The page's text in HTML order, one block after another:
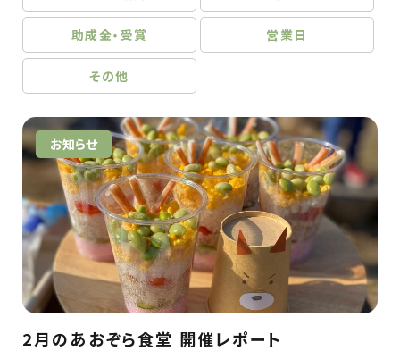
助成金・受賞 営業日
その他
お知らせ
2月のあおぞら食堂 開催レポート